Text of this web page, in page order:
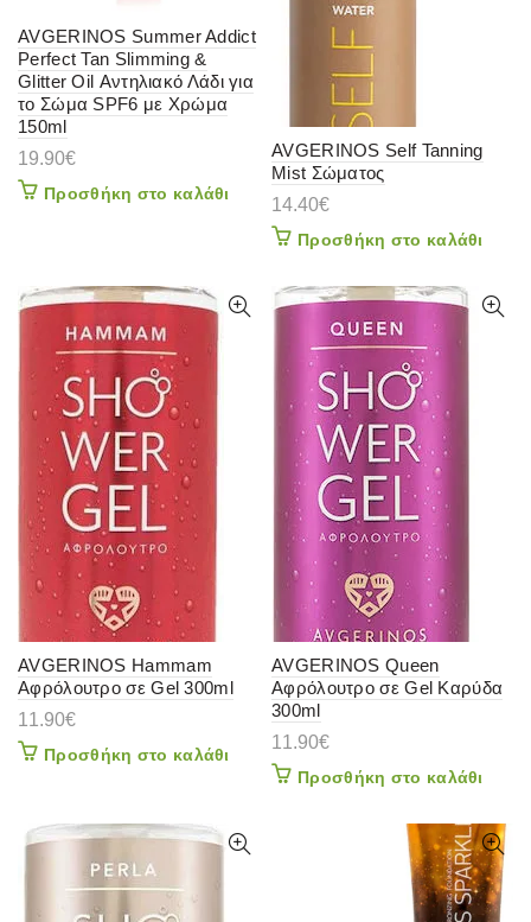
AVGERINOS Summer Addict
Perfect Tan Slimming &
Glitter Oil Αντηλιακό Λάδι για
το Σώμα SPF6 με Χρώμα
150ml
19.90€
Προσθήκη στο καλάθι
AVGERINOS Self Tanning
Mist Σώματος
14.40€
Προσθήκη στο καλάθι
AVGERINOS Hammam
Αφρόλουτρο σε Gel 300ml
11.90€
Προσθήκη στο καλάθι
AVGERINOS Queen
Αφρόλουτρο σε Gel Καρύδα
300ml
11.90€
Προσθήκη στο καλάθι